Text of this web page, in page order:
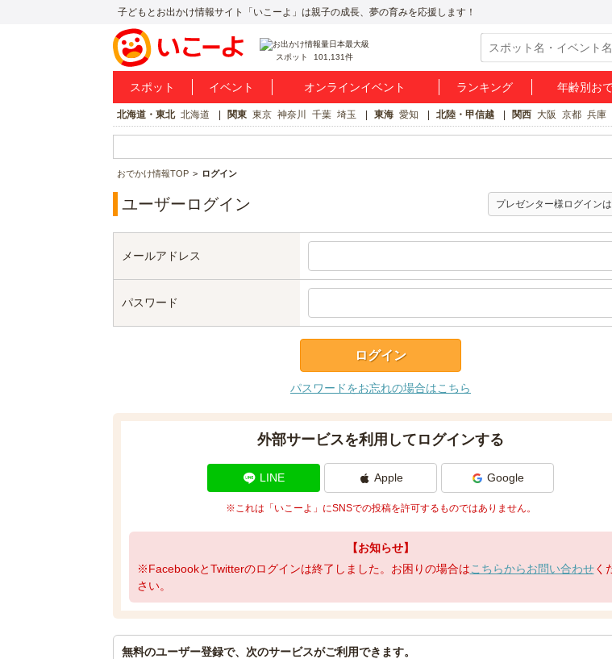
子どもとお出かけ情報サイト「いこーよ」は親子の成長、夢の育みを応援します！
スポット 101,131件
スポット イベント オンラインイベント ランキング 年齢別お
北海道・東北 北海道 関東 東京 神奈川 千葉 埼玉 東海 愛知 北陸・甲信越 関西 大阪 京都 兵庫
おでかけ情報TOP ログイン
ユーザーログイン プレゼンター様ログイン
メールアドレス
パスワード
パスワードをお忘れの場合はこちら
外部サービスを利用してログインする
LINE Apple Google
※これは「いこーよ」にSNSでの投稿を許可するものではありません。
【お知らせ】
※FacebookとTwitterのログインは終了しました。お困りの場合はこちらからお問い合わせく
さい。
無料のユーザー登録で、次のサービスがご利用できます。